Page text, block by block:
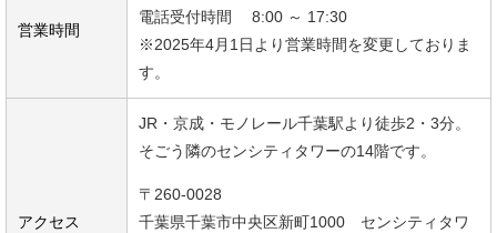
営業時間
電話受付時間 8:00 ～ 17:30
※2025年4月1日より営業時間を変更しておりま
す。
アクセス
JR・京成・モノレール千葉駅より徒歩2・3分。
そごう隣のセンシティタワーの14階です。
〒260-0028
千葉県千葉市中央区新町1000 センシティタワ